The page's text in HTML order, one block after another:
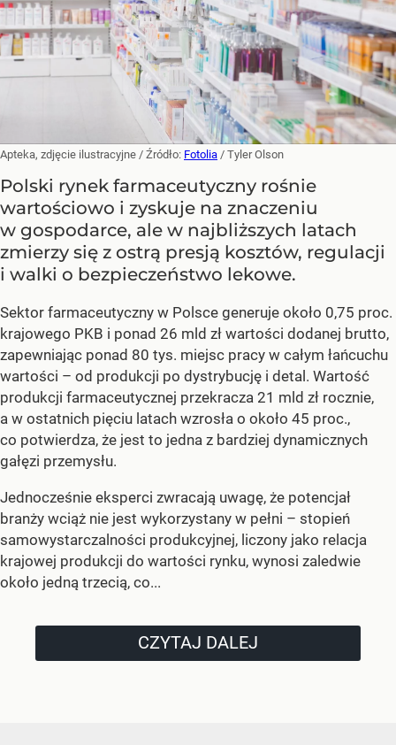
Apteka, zdjęcie ilustracyjne / Źródło: Fotolia / Tyler Olson
Polski rynek farmaceutyczny rośnie
wartościowo i zyskuje na znaczeniu
w gospodarce, ale w najbliższych latach
zmierzy się z ostrą presją kosztów, regulacji
i walki o bezpieczeństwo lekowe.
Sektor farmaceutyczny w Polsce generuje około 0,75 proc.
krajowego PKB i ponad 26 mld zł wartości dodanej brutto,
zapewniając ponad 80 tys. miejsc pracy w całym łańcuchu
wartości – od produkcji po dystrybucję i detal. Wartość
produkcji farmaceutycznej przekracza 21 mld zł rocznie,
a w ostatnich pięciu latach wzrosła o około 45 proc.,
co potwierdza, że jest to jedna z bardziej dynamicznych
gałęzi przemysłu.
Jednocześnie eksperci zwracają uwagę, że potencjał
branży wciąż nie jest wykorzystany w pełni – stopień
samowystarczalności produkcyjnej, liczony jako relacja
krajowej produkcji do wartości rynku, wynosi zaledwie
około jedną trzecią, co...
CZYTAJ DALEJ